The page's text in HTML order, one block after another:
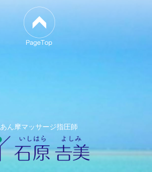
あん摩マッサージ指圧師